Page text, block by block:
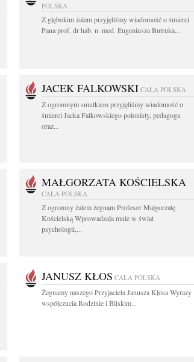
POLSKA
Z głębokim żalem przyjęliśmy wiadomość o śmierci
Pana prof. dr hab. n. med. Eugeniusza Butruka...
JACEK FALKOWSKI CAŁA POLSKA
Z ogromnym smutkiem przyjęliśmy wiadomość o
śmierci Jacka Falkowskiego polonisty, pedagoga
oraz...
MAŁGORZATA KOŚCIELSKA
CAŁA POLSKA
Z ogromny żalem żegnam Profesor Małgorzatę
Kościelską Wprowadzała mnie w świat
psychologii,...
JANUSZ KŁOS CAŁA POLSKA
Żegnamy naszego Przyjaciela Janusza Kłosa Wyrazy
współczucia Rodzinie i Bliskim...